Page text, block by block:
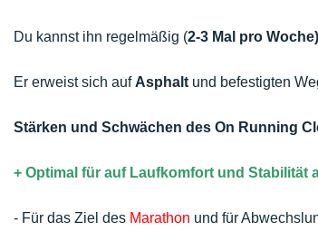
Du kannst ihn regelmäßig (2-3 Mal pro Woche)
Er erweist sich auf Asphalt und befestigten
Stärken und Schwächen des On Running
+ Optimal für auf Laufkomfort und Stabilität
- Für das Ziel des Marathon und für